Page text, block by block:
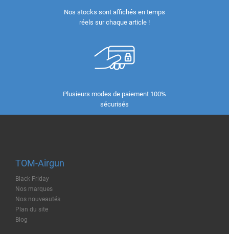
Nos stocks sont affichés en temps
réels sur chaque article !
Plusieurs modes de paiement 100%
sécurisés
TOM-Airgun
Black Friday
Nos marques
Nos nouveautés
Plan du site
Blog